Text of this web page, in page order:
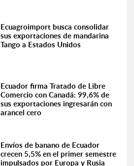
Ecuagroimport busca consolidar
sus exportaciones de mandarina
Tango a Estados Unidos
Ecuador firma Tratado de Libre
Comercio con Canadá: 99,6% de
sus exportaciones ingresarán con
arancel cero
Envíos de banano de Ecuador
crecen 5,5% en el primer semestre
impulsados por Europa y Rusia